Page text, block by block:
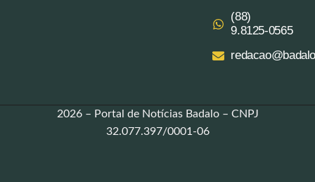
(88)
9.8125‑0565‬
2026 – Portal de Notícias Badalo – CNPJ
32.077.397/0001-06